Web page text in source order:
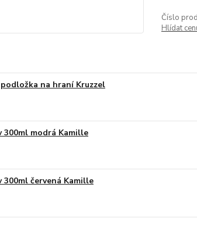
Číslo
Hlídat
na hraní Kruzzel
modrá Kamille
červená Kamille